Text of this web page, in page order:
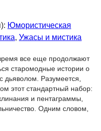
Юмористическая
, Ужасы и мистика
все еще продолжают
старомодные истории о
дьяволом. Разумеется,
этот стандартный набор:
и пентаграммы,
Одним словом,